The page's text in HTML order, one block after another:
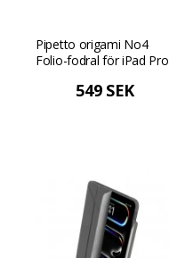
Pipetto origami No4
Folio-fodral för iPad Pro
549 SEK